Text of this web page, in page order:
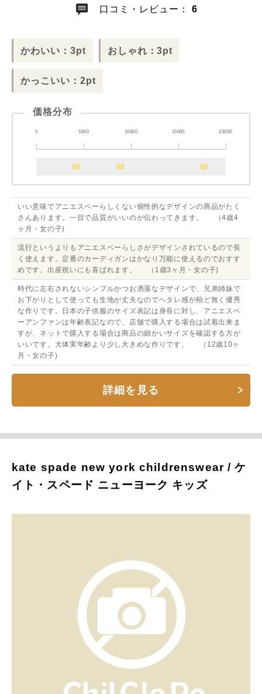
口コミ・レビュー： 6
かわいい：3pt おしゃれ：3pt
かっこいい：2pt
価格分布
0 5000 10000 15000 20000
いい意味でアニエスベーらしくない個性的なデザインの商品がたく
さんあります。一目で品質がいいのが伝わってきます。 （4歳4
ヶ月・女の子)
流行というよりもアニエスベーらしさがデザインされているので長
く使えます。定番のカーディガンはかなり万能に使えるのでおすす
めです。出産祝いにも喜ばれます。 （1歳3ヶ月・女の子)
時代に左右されないシンプルかつお洒落なデザインで、兄弟姉妹で
お下がりとして使っても生地が丈夫なのでヘタレ感が殆ど無く優秀
な作りです。日本の子供服のサイズ表記は身長に対し、アニエスベ
ーアンファンは年齢表記なので、店舗で購入する場合は試着出来ま
すが、ネットで購入する場合は商品の細かいサイズを確認する方が
いいです。大体実年齢より少し大きめな作りです。 （12歳10ヶ
月・女の子)
詳細を見る
kate spade new york childrenswear / ケ
イト・スペード ニューヨーク キッズ